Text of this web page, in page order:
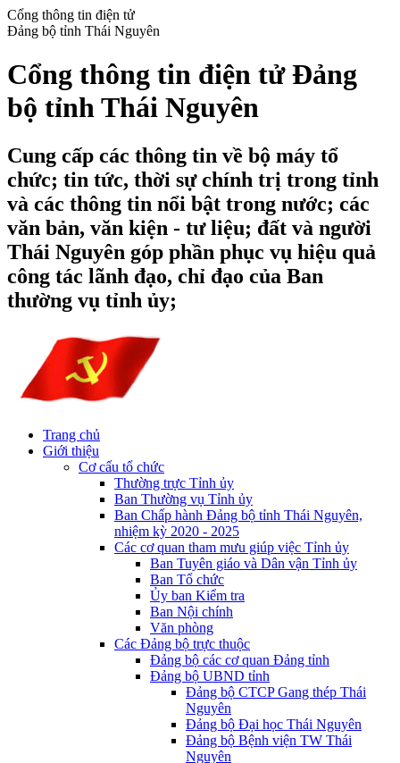
Cổng thông tin điện tử
Đảng bộ tỉnh Thái Nguyên
Cổng thông tin điện tử Đảng
bộ tỉnh Thái Nguyên
Cung cấp các thông tin về bộ máy tổ
chức; tin tức, thời sự chính trị trong tỉnh
và các thông tin nổi bật trong nước; các
văn bản, văn kiện - tư liệu; đất và người
Thái Nguyên góp phần phục vụ hiệu quả
công tác lãnh đạo, chỉ đạo của Ban
thường vụ tỉnh ủy;
Trang chủ
Giới thiệu
Cơ cấu tổ chức
Thường trực Tỉnh ủy
Ban Thường vụ Tỉnh ủy
Ban Chấp hành Đảng bộ tỉnh Thái Nguyên,
nhiệm kỳ 2020 - 2025
Các cơ quan tham mưu giúp việc Tỉnh ủy
Ban Tuyên giáo và Dân vận Tỉnh ủy
Ban Tổ chức
Ủy ban Kiểm tra
Ban Nội chính
Văn phòng
Các Đảng bộ trực thuộc
Đảng bộ các cơ quan Đảng tỉnh
Đảng bộ UBND tỉnh
Đảng bộ CTCP Gang thép Thái
Nguyên
Đảng bộ Đại học Thái Nguyên
Đảng bộ Bệnh viện TW Thái
Nguyên